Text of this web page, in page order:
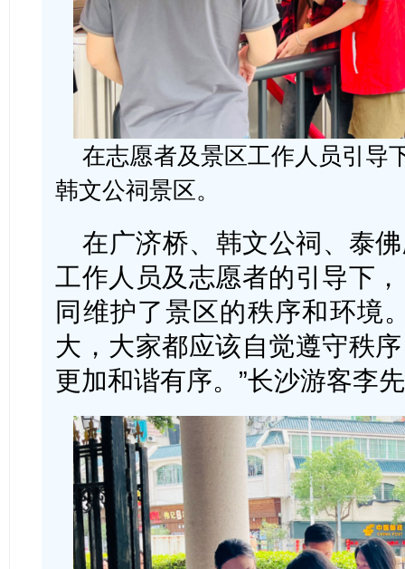
在志愿者及景区工作人员引导
韩文公祠景区。
在广济桥、韩文公祠、泰
工作人员及志愿者的引导下
同维护了景区的秩序和环境
大，大家都应该自觉遵守秩
更加和谐有序。”长沙游客李